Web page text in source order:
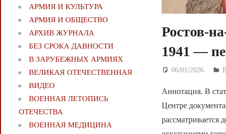
Ростов-
1941 —
06/01/2026
Аннотация. В
Центре
рассматривается
АРМИЯ И КУЛЬТУРА
АРМИЯ И ОБЩЕСТВО
АРХИВ ЖУРНАЛА
БЕЗ СРОКА ДАВНОСТИ
В ЗАРУБЕЖНЫХ АРМИЯХ
ВЕЛИКАЯ ОТЕЧЕСТВЕННАЯ
ВИДЕО
ВОЕННАЯ ЛЕТОПИСЬ
ОТЕЧЕСТВА
ВОЕННАЯ МЕДИЦИНА